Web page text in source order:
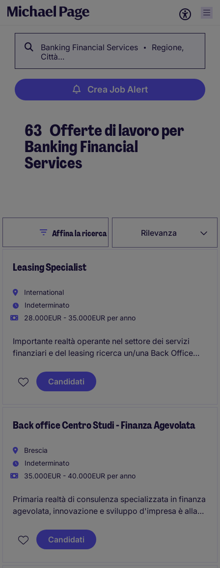
Banking Financial Services
Regione,
Città…
Crea Job Alert
63 Offerte di lavoro per
Banking Financial
Services
Rilevanza
CloseAffina la ricerca
Leasing Specialist
International
Indeterminato
28.000EUR - 35.000EUR per anno
Importante realtà operante nel settore dei servizi
finanziari e del leasing ricerca un/una Back Office
operativa.
La risorsa sarà coinvolta nella gestione
Candidati
Back office Centro Studi - Finanza Agevolata
Brescia
Indeterminato
35.000EUR - 40.000EUR per anno
Primaria realtà di consulenza specializzata in finanza
agevolata, innovazione e sviluppo d'impresa è alla
proprio team, con focus su analisi normative e
opportunità di incentivazione per le imprese.
Candidati